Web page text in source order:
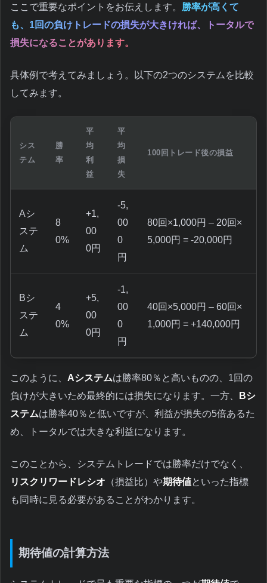
ここで重要なポイントをお伝えします。 勝率が高くて
も、1回の負けトレードの損失が大きければ、トータルで
損失になることがあります。
具体例で考えてみましょう。以下の2つのシステムを比較
してみます。
シス
テム
勝
率
平
均
利
益
平
均
損
失
100回トレード後の損益
Aシ
ステ
ム
8
0%
+1,
00
0円
-5,
00
0
円
80回×1,000円 – 20回×
5,000円 = -20,000円
Bシ
ステ
ム
4
0%
+5,
00
0円
-1,
00
0
円
40回×5,000円 – 60回×
1,000円 = +140,000円
このように、 Aシステムは勝率80％と高いものの、1回の
負けが大きいため最終的には損失になります。一方、
Bシ
ステムは勝率40％と低いですが、利益が損失の5倍あるた
め、トータルでは大きな利益になります。
このことから、システムトレードでは勝率だけでなく、
リスクリワードレシオ （損益比）や期待値といった指標
も同時に見る必要があることがわかります。
期待値の計算方法